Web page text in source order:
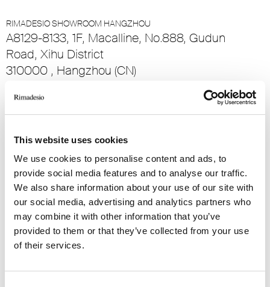
This website uses cookies
We use cookies to personalise content and ads, to
provide social media features and to analyse our traffic.
We also share information about your use of our site with
our social media, advertising and analytics partners who
may combine it with other information that you’ve
provided to them or that they’ve collected from your use
of their services.
RIMADESIO SHOWROOM HANGZHOU
A8129-8133, 1F, Macalline, No.888, Gudun
Road, Xihu District
310000 , Hangzhou (CN)
RIMADESIO SHOWROOM HANOI
HDI Tower, #158 Vo Chi Cong, Xuan La, Tay Ho
, Hanoi (VN)
RIMADESIO SHOWROOM HEFEI
A-108, Sixth Space, No.3, QianShan Road,
ShuShan District
230071, HeFei (CN)
RIMADESIO SHOWROOM HONG KONG